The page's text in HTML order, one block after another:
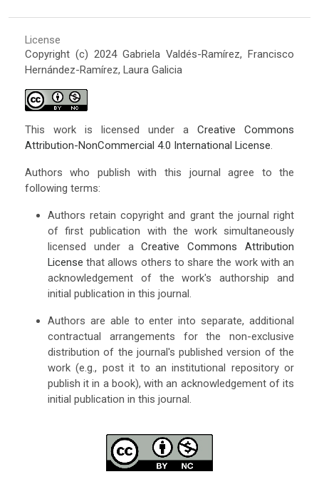
License
Copyright (c) 2024 Gabriela Valdés-Ramírez, Francisco
Hernández-Ramírez, Laura Galicia
This work is licensed under aCreative Commons
Attribution-NonCommercial 4.0 International License.
Authors who publish with this journal agree to the
following terms:
Authors retain copyright and grant the journal right
of first publication with the work simultaneously
licensed under aCreative Commons Attribution
License that allows others to share the work with an
acknowledgement of the work's authorship and
initial publication in this journal.
Authors are able to enter into separate, additional
contractual arrangements for the non-exclusive
distribution of the journal's published version of the
work (e.g., post it to an institutional repository or
publish it in a book), with an acknowledgement of its
initial publication in this journal.